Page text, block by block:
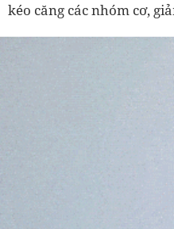
kéo căng các nhóm cơ,